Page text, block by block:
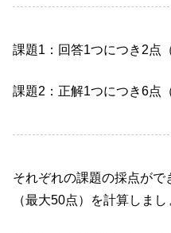
課題1：回答1つにつき2点
課題2：正解1つにつき6点
それぞれの課題の採点が
（最大50点）を計算しまし